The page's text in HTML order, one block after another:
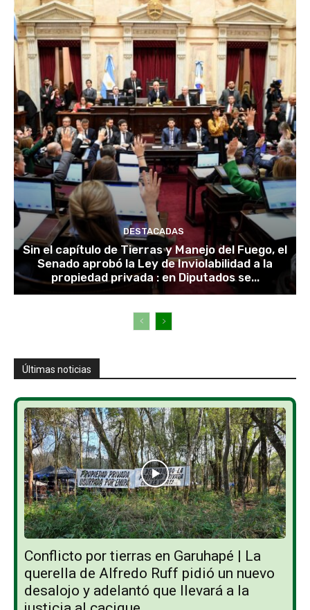
DESTACADAS
Sin el capítulo de Tierras y Manejo del Fuego, el
Senado aprobó la Ley de Inviolabilidad a la
propiedad privada : en Diputados se...
Últimas noticias
Conflicto por tierras en Garuhapé | La
querella de Alfredo Ruff pidió un nuevo
desalojo y adelantó que llevará a la